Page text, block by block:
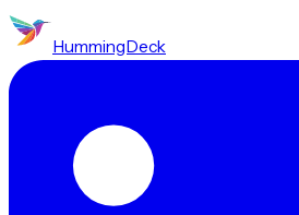
HummingDeck